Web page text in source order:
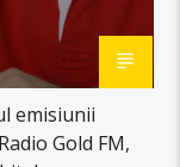
emisiunii
Gold FM,